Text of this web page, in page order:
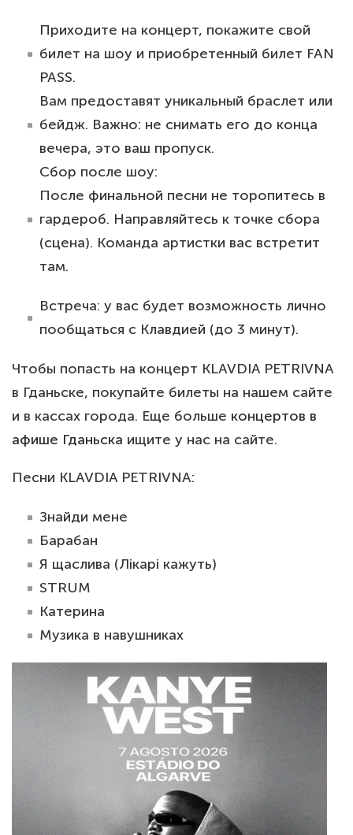
Приходите на концерт, покажите свой
билет на шоу и приобретенный билет FAN
PASS.
Вам предоставят уникальный браслет или
бейдж. Важно: не снимать его до конца
вечера, это ваш пропуск.
Сбор после шоу:
После финальной песни не торопитесь в
гардероб. Направляйтесь к точке сбора
(сцена). Команда артистки вас встретит
там.
Встреча: у вас будет возможность лично
пообщаться с Клавдией (до 3 минут).
Чтобы попасть на концерт KLAVDIA PETRIVNA
в Гданьске, покупайте билеты на нашем сайте
и в кассах города. Еще больше концертов в
афише Гданьска ищите у нас на сайте.
Песни KLAVDIA PETRIVNA:
Знайди мене
Барабан
Я щаслива (Лікарі кажуть)
STRUM
Катерина
Музика в навушниках